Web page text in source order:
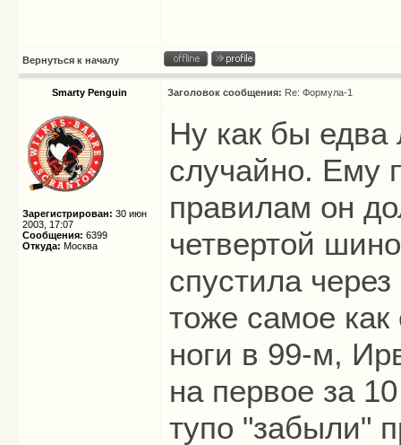
Вернуться к началу
Smarty Penguin Заголовок сообщения: Re: Формула-1
Зарегистрирован: 30 июн
2003, 17:07
Сообщения: 6399
Откуда: Москва
Ну как бы едва
случайно. Ему
правилам он
четвертой
спустила
тоже самое
ноги в 99-м,
на первое за
тупо "забыли"